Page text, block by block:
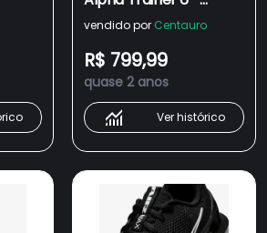
Masculino
vendido por Centauro
R$ 799,99
quase 2 anos
Ver histórico